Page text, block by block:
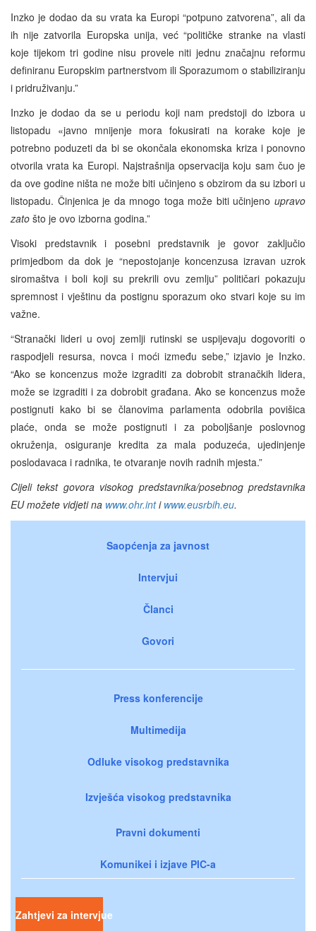
Inzko je dodao da su vrata ka Europi “potpuno zatvorena”, ali da
ih nije zatvorila Europska unija, već “političke stranke na vlasti
koje tijekom tri godine nisu provele niti jednu značajnu reformu
definiranu Europskim partnerstvom ili Sporazumom o stabiliziranju
i pridruživanju.”
Inzko je dodao da se u periodu koji nam predstoji do izbora u
listopadu «javno mnijenje mora fokusirati na korake koje je
potrebno poduzeti da bi se okončala ekonomska kriza i ponovno
otvorila vrata ka Europi. Najstrašnija opservacija koju sam čuo je
da ove godine ništa ne može biti učinjeno s obzirom da su izbori u
listopadu. Činjenica je da mnogo toga može biti učinjeno upravo
zato što je ovo izborna godina.”
Visoki predstavnik i posebni predstavnik je govor zaključio
primjedbom da dok je “nepostojanje koncenzusa izravan uzrok
siromaštva i boli koji su prekrili ovu zemlju” političari pokazuju
spremnost i vještinu da postignu sporazum oko stvari koje su im
važne.
“Stranački lideri u ovoj zemlji rutinski se uspijevaju dogovoriti o
raspodjeli resursa, novca i moći između sebe,” izjavio je Inzko.
“Ako se koncenzus može izgraditi za dobrobit stranačkih lidera,
može se izgraditi i za dobrobit građana. Ako se koncenzus može
postignuti kako bi se članovima parlamenta odobrila povišica
plaće, onda se može postignuti i za poboljšanje poslovnog
okruženja, osiguranje kredita za mala poduzeća, ujedinjenje
poslodavaca i radnika, te otvaranje novih radnih mjesta.”
Cijeli tekst govora visokog predstavnika/posebnog predstavnika
EU možete vidjeti na www.ohr.inti www.eusrbih.eu.
Saopćenja za javnost
Intervjui
Članci
Govori
Press konferencije
Multimedija
Odluke visokog predstavnika
Izvješća visokog predstavnika
Pravni dokumenti
Komunikei i izjave PIC-a
Zahtjevi za intervjue